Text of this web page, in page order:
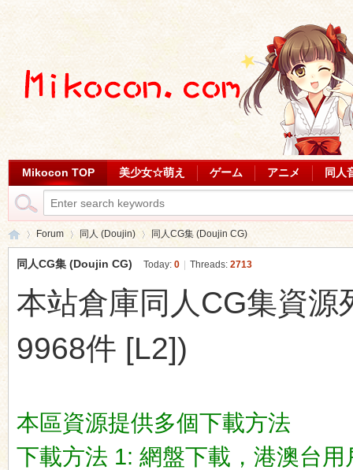
Mikocon TOP 美少女☆萌え ゲーム アニメ 同人
»
Forum
›
同人 (Doujin) 同人CG集 (Doujin CG)
同人CG集 (Doujin CG) Today: 0 Threads: 2713
本站倉庫同人CG集資
9968件 [L2])
本區資源提供多個下載方法
下載方法 1: 網盤下載，港澳台